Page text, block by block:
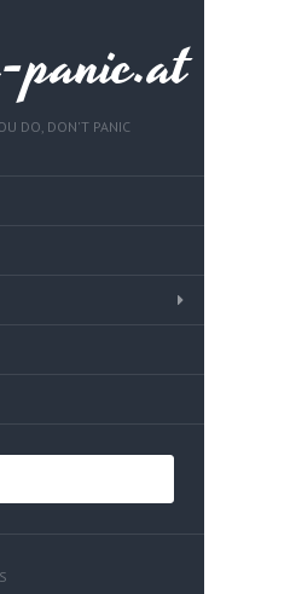
panic.at
DO, DON'T PANIC